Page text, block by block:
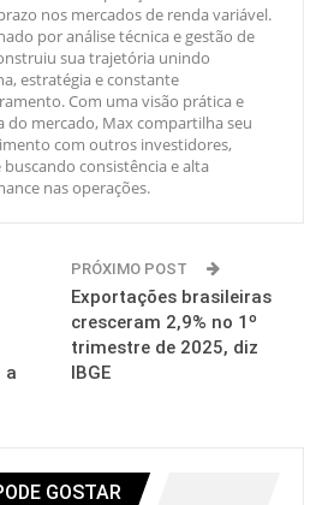
nos mercados de renda variável.
por análise técnica e gestão de
sua trajetória unindo
estratégia e constante
Com uma visão prática e
do mercado, Max compartilha seu
com outros investidores,
consistência e alta
nas operações.
a
PRÓXIMO POST
Exportações brasileiras
cresceram 2,9% no 1º
trimestre de 2025, diz
IBGE
GOSTAR